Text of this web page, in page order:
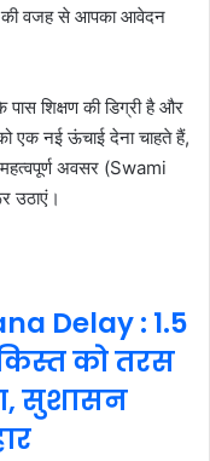
की वजह से आपका आवेदन
शिक्षण की डिग्री है और
एक नई ऊंचाई देना चाहते हैं,
अवसर (Swami
उठाएं।
Delay : 1.5
को तरस
सुशासन